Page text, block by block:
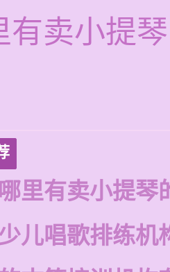
有卖小提
里有卖小提琴
儿唱歌排练机